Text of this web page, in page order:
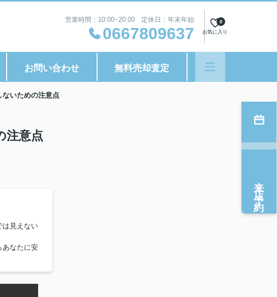
営業時間：10:00~20:00 定休日：年末年始
0667809637 お気に入り
0
お問い合わせ 無料売却査定
ないための注意点
注意点
は見えない
あなたに安
来店予約